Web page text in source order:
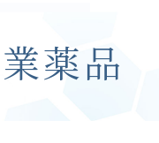
薬品